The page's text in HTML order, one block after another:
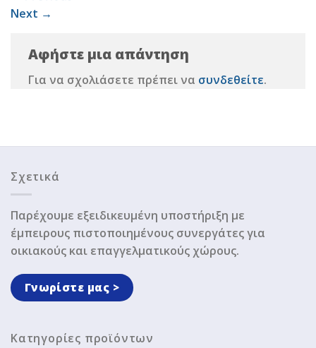
Next →
Αφήστε μια απάντηση
Για να σχολιάσετε πρέπει να συνδεθείτε.
Σχετικά
Παρέχουμε εξειδικευμένη υποστήριξη με
έμπειρους πιστοποιημένους συνεργάτες για
οικιακούς και επαγγελματικούς χώρους.
Γνωρίστε μας >
Κατηγορίες προϊόντων